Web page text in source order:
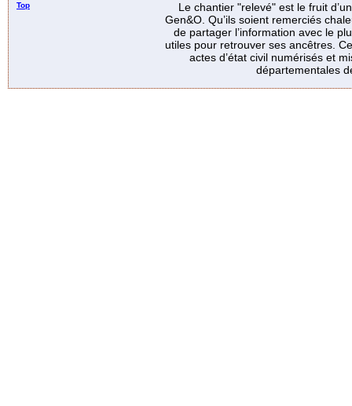
Top
Le chantier "relevé" est le fruit
Gen&O. Qu’ils soient remerciés
de partager l’information avec le
utiles pour retrouver ses ancêtres.
actes d’état civil numérisés et
départementales